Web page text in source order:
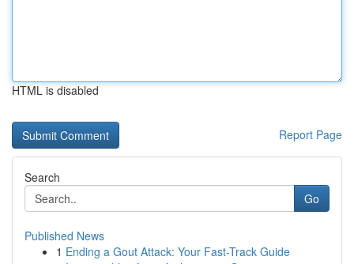
HTML is disabled
Report Page
Search
Go
Published News
1 Ending a Gout Attack: Your Fast-Track Guide